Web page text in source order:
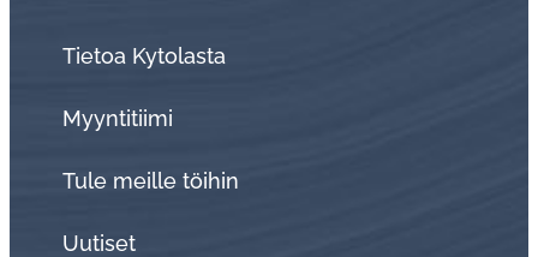
Tietoa Kytolasta
Myyntitiimi
Tule meille töihin
Uutiset